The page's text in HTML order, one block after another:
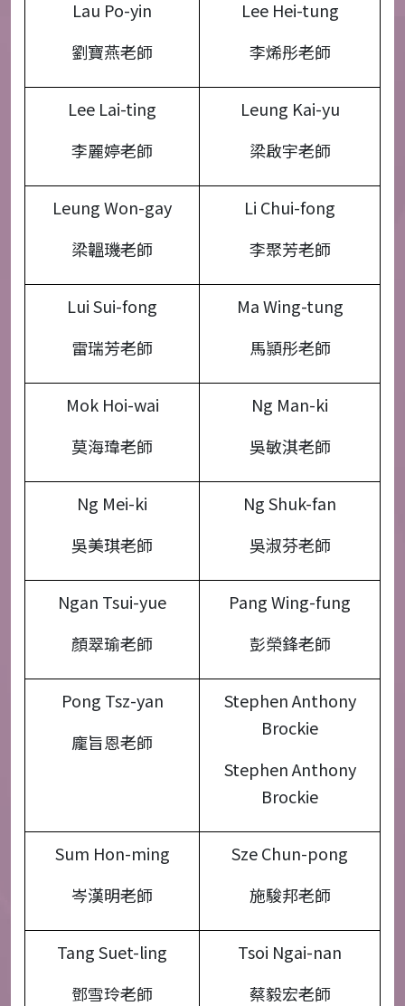
Lau Po-yin
劉寶燕老師
Lee Hei-tung
李烯彤老師
Lee Lai-ting
李麗婷老師
Leung Kai-yu
梁啟宇老師
Leung Won-gay
梁韞璣老師
Li Chui-fong
李聚芳老師
Lui Sui-fong
雷瑞芳老師
Ma Wing-tung
馬頴彤老師
Mok Hoi-wai
莫海瑋老師
Ng Man-ki
吳敏淇老師
Ng Mei-ki
吳美琪老師
Ng Shuk-fan
吳淑芬老師
Ngan Tsui-yue
顏翠瑜老師
Pang Wing-fung
彭榮鋒老師
Pong Tsz-yan
龐旨恩老師
Stephen Anthony
Brockie
Stephen Anthony
Brockie
Sum Hon-ming
岑漢明老師
Sze Chun-pong
施駿邦老師
Tang Suet-ling
鄧雪玲老師
Tsoi Ngai-nan
蔡毅宏老師